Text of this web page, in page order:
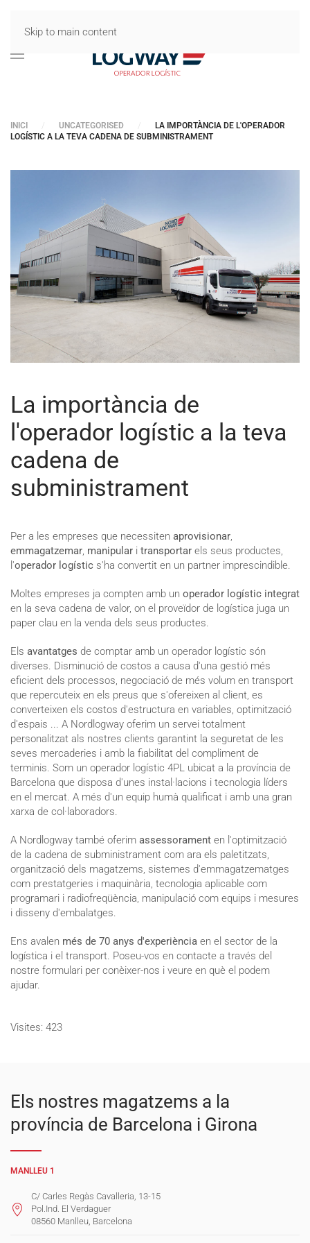
Skip to main content
INICI UNCATEGORISED
LA IMPORTÀNCIA DE L'OPERADOR
LOGÍSTIC A LA TEVA CADENA DE SUBMINISTRAMENT
La importància de
l'operador logístic a la teva
cadena de
subministrament
Per a les empreses que necessiten aprovisionar,
emmagatzemar, manipular i transportar els seus productes,
l'operador logístic s'ha convertit en un partner imprescindible.
Moltes empreses ja compten amb un operador logístic integrat
en la seva cadena de valor, on el proveïdor de logística juga un
paper clau en la venda dels seus productes.
Els avantatges de comptar amb un operador logístic són
diverses. Disminució de costos a causa d'una gestió més
eficient dels processos, negociació de més volum en transport
que repercuteix en els preus que s'ofereixen al client, es
converteixen els costos d'estructura en variables, optimització
d'espais ... A Nordlogway oferim un servei totalment
personalitzat als nostres clients garantint la seguretat de les
seves mercaderies i amb la fiabilitat del compliment de
terminis. Som un operador logístic 4PL ubicat a la província de
Barcelona que disposa d'unes instal·lacions i tecnologia líders
en el mercat. A més d'un equip humà qualificat i amb una gran
xarxa de col·laboradors.
A Nordlogway també oferim assessorament en l'optimització
de la cadena de subministrament com ara els paletitzats,
organització dels magatzems, sistemes d'emmagatzematges
com prestatgeries i maquinària, tecnologia aplicable com
programari i radiofreqüència, manipulació com equips i mesures
i disseny d'embalatges.
Ens avalen més de 70 anys d'experiència en el sector de la
logística i el transport. Poseu-vos en contacte a través del
nostre formulari per conèixer-nos i veure en què el podem
ajudar.
Visites: 423
Els nostres magatzems a la
província de Barcelona i Girona
MANLLEU 1
C/ Carles Regàs Cavalleria, 13-15
Pol.Ind. El Verdaguer
08560 Manlleu, Barcelona